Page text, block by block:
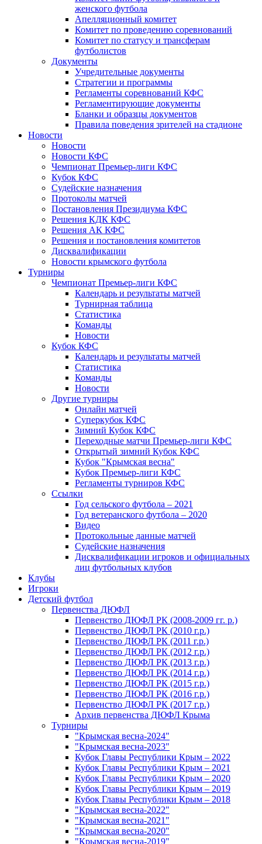
женского футбола
Апелляционный комитет
Комитет по проведению соревнований
Комитет по статусу и трансферам
футболистов
Документы
Учредительные документы
Стратегии и программы
Регламенты соревнований КФС
Регламентирующие документы
Бланки и образцы документов
Правила поведения зрителей на стадионе
Новости
Новости
Новости КФС
Чемпионат Премьер-лиги КФС
Кубок КФС
Судейские назначения
Протоколы матчей
Постановления Президиума КФС
Решения КДК КФС
Решения АК КФС
Решения и постановления комитетов
Дисквалификации
Новости крымского футбола
Турниры
Чемпионат Премьер-лиги КФС
Календарь и результаты матчей
Турнирная таблица
Статистика
Команды
Новости
Кубок КФС
Календарь и результаты матчей
Статистика
Команды
Новости
Другие турниры
Онлайн матчей
Суперкубок КФС
Зимний Кубок КФС
Переходные матчи Премьер-лиги КФС
Открытый зимний Кубок КФС
Кубок "Крымская весна"
Кубок Премьер-лиги КФС
Регламенты турниров КФС
Ссылки
Год сельского футбола – 2021
Год ветеранского футбола – 2020
Видео
Протокольные данные матчей
Судейские назначения
Дисквалификации игроков и официальных
лиц футбольных клубов
Клубы
Игроки
Детский футбол
Первенства ДЮФЛ
Первенство ДЮФЛ РК (2008-2009 гг. р.)
Первенство ДЮФЛ РК (2010 г.р.)
Первенство ДЮФЛ РК (2011 г.р.)
Первенство ДЮФЛ РК (2012 г.р.)
Первенство ДЮФЛ РК (2013 г.р.)
Первенство ДЮФЛ РК (2014 г.р.)
Первенство ДЮФЛ РК (2015 г.р.)
Первенство ДЮФЛ РК (2016 г.р.)
Первенство ДЮФЛ РК (2017 г.р.)
Архив первенства ДЮФЛ Крыма
Турниры
"Крымская весна-2024"
"Крымская весна-2023"
Кубок Главы Республики Крым – 2022
Кубок Главы Республики Крым – 2021
Кубок Главы Республики Крым – 2020
Кубок Главы Республики Крым – 2019
Кубок Главы Республики Крым – 2018
"Крымская весна-2022"
"Крымская весна-2021"
"Крымская весна-2020"
"Крымская весна-2019"